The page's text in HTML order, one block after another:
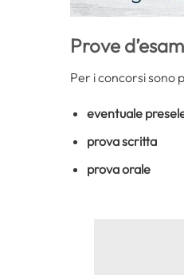
Prove
Per i concorsi sono
eventuale
prova scritta
prova orale